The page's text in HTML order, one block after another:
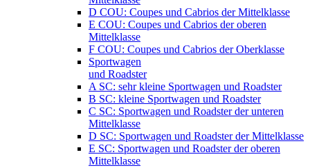
D COU: Coupes und Cabrios der Mittelklasse
E COU: Coupes und Cabrios der oberen
Mittelklasse
F COU: Coupes und Cabrios der Oberklasse
Sportwagen
und Roadster
A SC: sehr kleine Sportwagen und Roadster
B SC: kleine Sportwagen und Roadster
C SC: Sportwagen und Roadster der unteren
Mittelklasse
D SC: Sportwagen und Roadster der Mittelklasse
E SC: Sportwagen und Roadster der oberen
Mittelklasse